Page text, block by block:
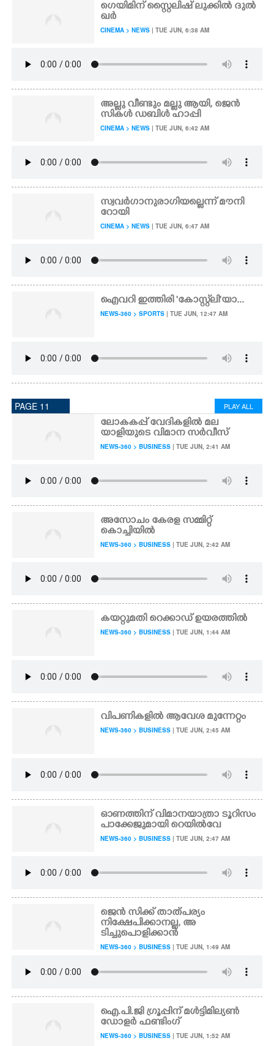
ഗെയിമിന് സ്റ്റൈലിഷ് ലുക്കിൽ ദുൽ
ഖർ
CINEMA > NEWS | TUE JUN, 6:38 AM
അല്ലു വീണ്ടും മല്ലു ആയി, ജെൻ
സികൾ ഡബിൾ ഹാപ്പി
CINEMA > NEWS | TUE JUN, 6:42 AM
സ്വവർഗാനുരാഗിയല്ലെന്ന് മൗനി
റോയി
CINEMA > NEWS | TUE JUN, 6:47 AM
ഐവറി ഇത്തിരി 'കോസ്റ്റ്‌ലി'യാ...
NEWS-360 > SPORTS | TUE JUN, 12:47 AM
PAGE 11 PLAY ALL
ലോകകപ്പ് വേദികളിൽ മല
യാളിയുടെ വിമാന സർവീസ്
NEWS-360 > BUSINESS | TUE JUN, 2:41 AM
അസോചം കേരള സമ്മിറ്റ്
കൊച്ചിയിൽ
NEWS-360 > BUSINESS | TUE JUN, 2:42 AM
കയറ്റുമതി റെക്കാഡ് ഉയരത്തിൽ
NEWS-360 > BUSINESS | TUE JUN, 1:44 AM
വിപണികളിൽ ആവേശ മുന്നേറ്റം
NEWS-360 > BUSINESS | TUE JUN, 2:45 AM
ഓണത്തിന് വിമാനയാത്രാ ടൂറിസം
പാക്കേജുമായി റെയിൽവേ
NEWS-360 > BUSINESS | TUE JUN, 2:47 AM
ജെൻ സിക്ക് താത്പര്യം
നിക്ഷേപിക്കാനല്ല, അ
ടിച്ചുപൊളിക്കാൻ
NEWS-360 > BUSINESS | TUE JUN, 1:49 AM
ഐ.പി.ജി ഗ്രൂപ്പിന് മൾട്ടിമില്യൺ
ഡോളർ ഫണ്ടിംഗ്
NEWS-360 > BUSINESS | TUE JUN, 1:52 AM